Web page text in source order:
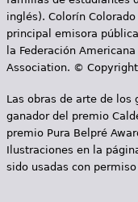
s
inglés). Colorín
principal emisora
la Federación
Association. © Copyright
Las obras de arte de los
ganador del premio
premio Pura Belpré
Ilustraciones en la
sido usadas con